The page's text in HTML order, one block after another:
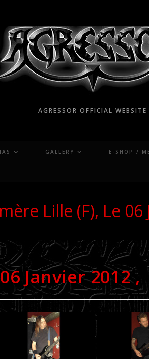
AGRESSOR OFFICIAL WEBSITE
GALLERY E-SHOP /
Lille (F), Le 06
Janvier 2012 ,